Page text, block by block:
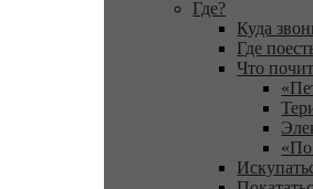
Где?
Куда
Где
Что